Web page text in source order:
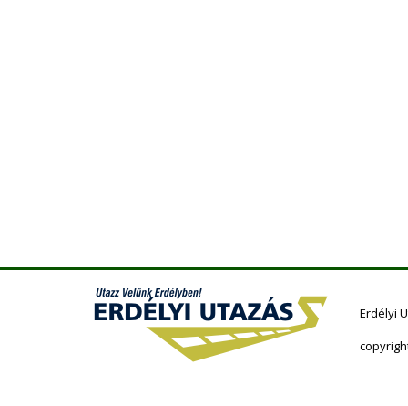
Erdélyi